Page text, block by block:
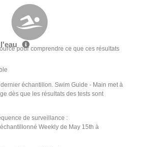
pour comprendre ce que ces résultats
échantillon. Swim Guide - Main met à
dès que les résultats des tests sont
de surveillance :
Weekly de May 15th à